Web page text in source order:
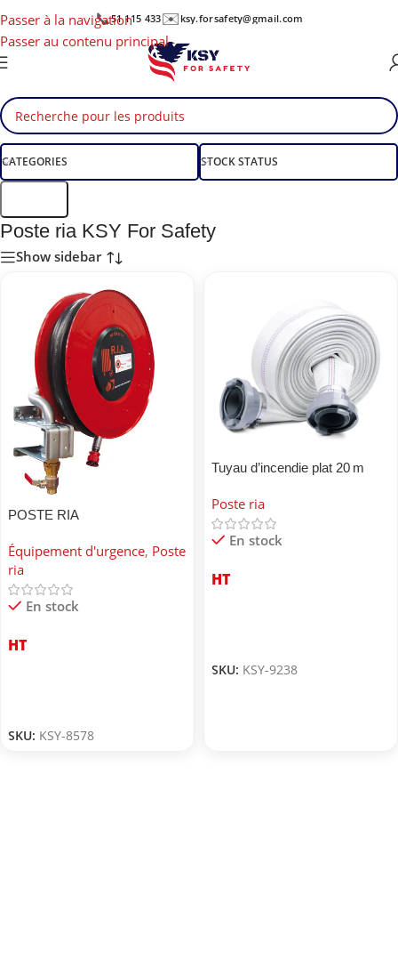
Passer à la navigation
Passer au contenu principal
📞51 115 433✉️ ksy.forsafety@gmail.com
CATEGORIES STOCK STATUS
Poste ria KSY For Safety
Show sidebar
POSTE RIA
Équipement d'urgence, Poste
ria
En stock
HT
SKU: KSY-8578
Tuyau d’incendie plat 20 m
Poste ria
En stock
HT
SKU: KSY-9238